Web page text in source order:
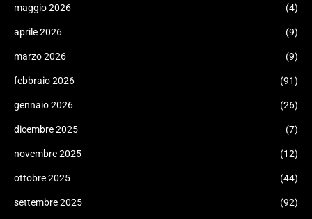
maggio 2026 (4)
aprile 2026 (9)
marzo 2026 (9)
febbraio 2026 (91)
gennaio 2026 (26)
dicembre 2025 (7)
novembre 2025 (12)
ottobre 2025 (44)
settembre 2025 (92)